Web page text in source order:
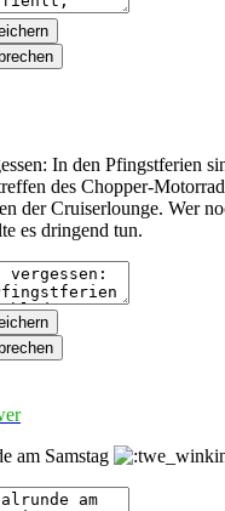
In den Pfingstferien
des Chopper-
der Cruiserlounge. Wer
es dringend tun.
am Samstag